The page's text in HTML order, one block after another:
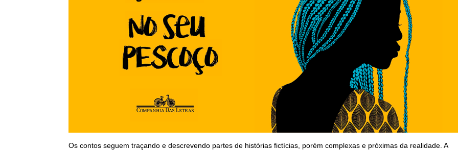
Os contos seguem traçando e descrevendo partes de histórias fictícias, porém complexas e próximas da realidade. A